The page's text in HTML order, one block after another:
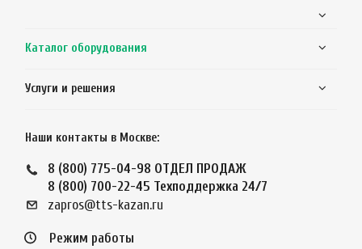
Каталог оборудования
Услуги и решения
Наши контакты в Москве:
8 (800) 775-04-98 ОТДЕЛ ПРОДАЖ
8 (800) 700-22-45 Техподдержка 24/7
zapros@tts-kazan.ru
Режим работы